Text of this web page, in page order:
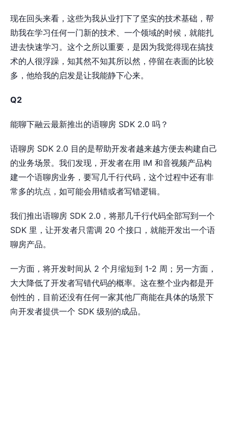
现在回头来看，这些为我从业打下了坚实的技术基础，帮
助我在学习任何一门新的技术、一个领域的时候，就能扎
进去快速学习。这个之所以重要，是因为我觉得现在搞技
术的人很浮躁，知其然不知其所以然，停留在表面的比较
多，他给我的启发是让我能静下心来。
Q2
能聊下融云最新推出的语聊房 SDK 2.0 吗？
语聊房 SDK 2.0 目的是帮助开发者越来越方便去构建自己
的业务场景。我们发现，开发者在用 IM 和音视频产品构
建一个语聊房业务，要写几千行代码，这个过程中还有非
常多的坑点，如可能会用错或者写错逻辑。
我们推出语聊房 SDK 2.0，将那几千行代码全部写到一个
SDK 里，让开发者只需调 20 个接口，就能开发出一个语
聊房产品。
一方面，将开发时间从 2 个月缩短到 1-2 周；另一方面，
大大降低了开发者写错代码的概率。这在整个业内都是开
创性的，目前还没有任何一家其他厂商能在具体的场景下
向开发者提供一个 SDK 级别的成品。